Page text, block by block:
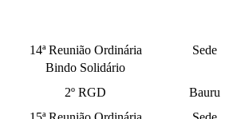
14ª Reunião Ordinária
Sede
Bindo Solidário
2º RGD
Bauru